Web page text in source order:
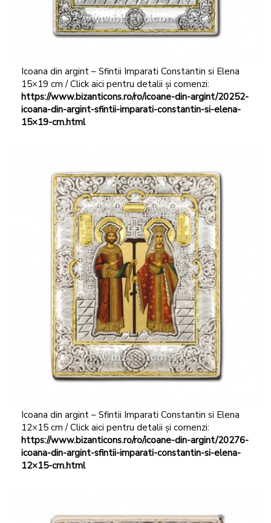
Icoana din argint – Sfintii Imparati Constantin si Elena
15×19 cm / Click aici pentru detalii și comenzi:
https://www.bizanticons.ro/ro/icoane-din-argint/20252-
icoana-din-argint-sfintii-imparati-constantin-si-elena-
15×19-cm.html
Icoana din argint – Sfintii Imparati Constantin si Elena
12×15 cm / Click aici pentru detalii și comenzi:
https://www.bizanticons.ro/ro/icoane-din-argint/20276-
icoana-din-argint-sfintii-imparati-constantin-si-elena-
12×15-cm.html